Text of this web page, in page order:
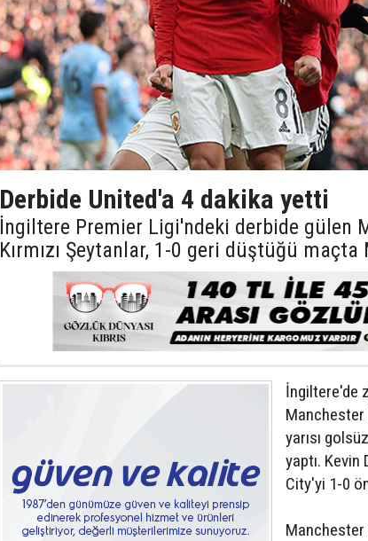
Derbide United'a 4 dakika yetti
İngiltere Premier Ligi'ndeki derbide gülen
Kırmızı Şeytanlar, 1-0 geri düştüğü
İngiltere'de
yarısı
yaptı.
City'yi 1-0